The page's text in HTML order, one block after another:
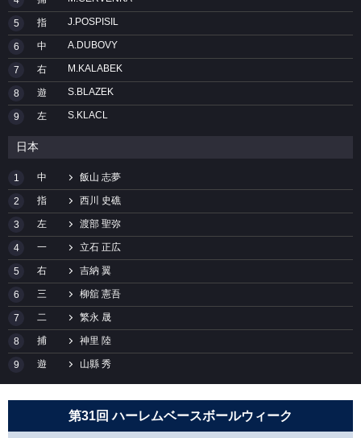
5 指 J.POSPISIL
6 中 A.DUBOVY
7 右 M.KALABEK
8 遊 S.BLAZEK
9 左 S.KLACL
日本
1 中 飯山 志夢
2 指 西川 史礁
3 左 渡部 聖弥
4 一 立石 正広
5 右 吉納 翼
6 三 柳舘 憲吾
7 二 繁永 晟
8 捕 神里 陸
9 遊 山縣 秀
第31回 ハーレムベースボールウィーク